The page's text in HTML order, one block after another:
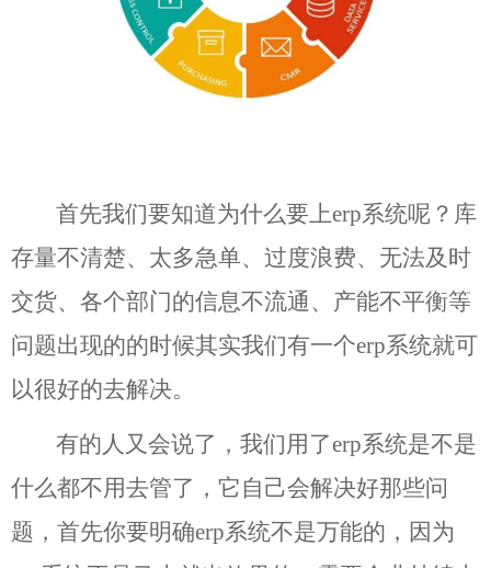
首先我们要知道为什么要上erp系统呢？库
存量不清楚、太多急单、过度浪费、无法及时
交货、各个部门的信息不流通、产能不平衡等
问题出现的的时候其实我们有一个erp系统就可
以很好的去解决。
有的人又会说了，我们用了erp系统是不是
什么都不用去管了，它自己会解决好那些问
题，首先你要明确erp系统不是万能的，因为